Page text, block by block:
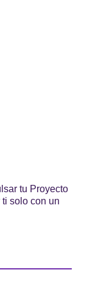
tu Proyecto
solo con un